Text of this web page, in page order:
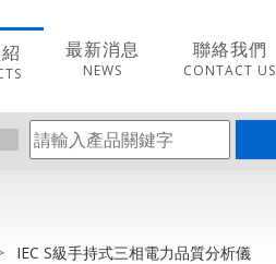
最新消息
NEWS
聯絡我們
CONTACT US
IEC S級手持式三相電力品質分析儀